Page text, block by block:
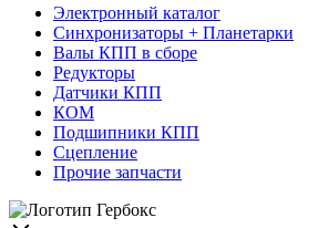
Электронный каталог
Синхронизаторы + Планетарки
Валы КПП в сборе
Редукторы
Датчики КПП
КОМ
Подшипники КПП
Сцепление
Прочие запчасти